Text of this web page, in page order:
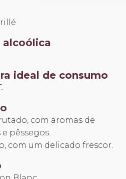
alcoólica
ideal de consumo
com aromas de
pêssegos.
com um delicado frescor.